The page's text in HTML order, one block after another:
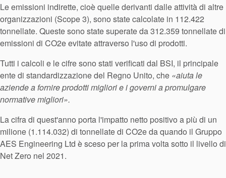
Accademia
brochure prodotto
Video
Le emissioni indirette, cioè quelle derivanti dalle attività di altre
organizzazioni (Scope 3), sono state calcolate in 112.422
tonnellate. Queste sono state superate da 312.359 tonnellate di
emissioni di CO2e evitate attraverso l'uso di prodotti.
Tutti i calcoli e le cifre sono stati verificati dal BSI, il principale
ente di standardizzazione del Regno Unito, che «aiuta le
aziende a fornire prodotti migliori e i governi a promulgare
normative migliori».
La cifra di quest'anno porta l'impatto netto positivo a più di un
milione (1.114.032) di tonnellate di CO2e da quando il Gruppo
AES Engineering Ltd è sceso per la prima volta sotto il livello di
Net Zero nel 2021.